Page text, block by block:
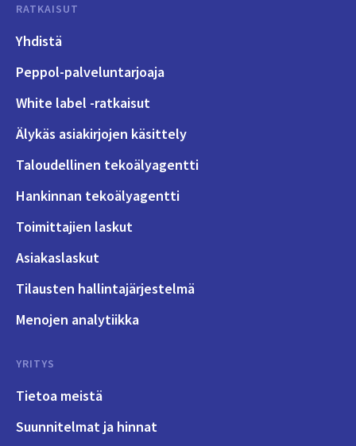
RATKAISUT
Yhdistä
Peppol-palveluntarjoaja
White label -ratkaisut
Älykäs asiakirjojen käsittely
Taloudellinen tekoälyagentti
Hankinnan tekoälyagentti
Toimittajien laskut
Asiakaslaskut
Tilausten hallintajärjestelmä
Menojen analytiikka
YRITYS
Tietoa meistä
Suunnitelmat ja hinnat